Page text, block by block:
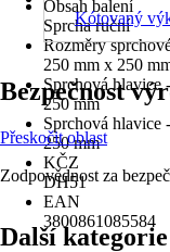
Obsah balení
Sprcha ruční
Rozměry
250 mm x 250
Sprchová hlavice
250 mm
Sprchová hlavice
250 mm
KČZ
DH51
EAN
3800861085584
Kótovaný
Bezpečnost
Přeskočit oblast
Zodpovědnost za
Další kategorie